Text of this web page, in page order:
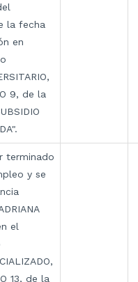
la fecha
en
9, de la
terminado
y se
el
13, de la